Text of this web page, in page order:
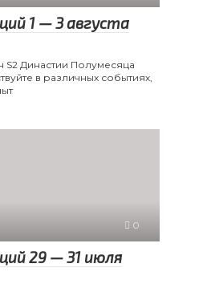
1 — 3 августа
S2 Династии Полумесяца
в различных событиях,
0
29 — 31 июля